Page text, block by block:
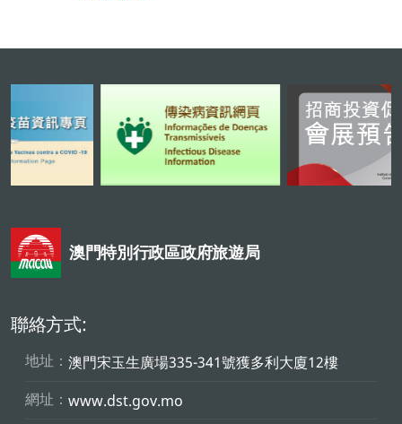
澳門特別行政區政府旅遊局
聯絡方式:
地址： 澳門宋玉生廣場335-341號獲多利大廈12樓
網址： www.dst.gov.mo